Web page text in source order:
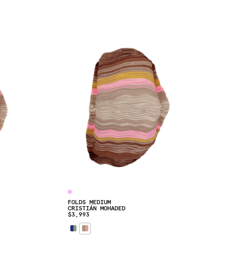
FOLDS MEDIUM
CRISTIÁN MOHADED
$3,993